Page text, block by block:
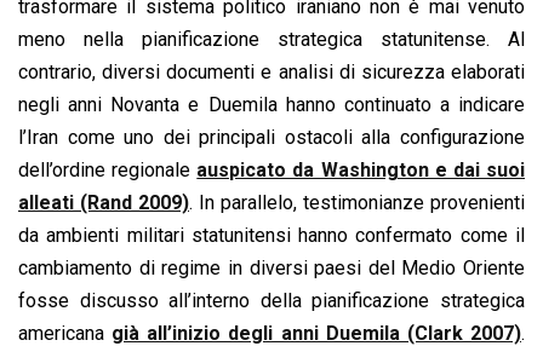
trasformare il sistema politico iraniano non è mai venuto
meno nella pianificazione strategica statunitense. Al
contrario, diversi documenti e analisi di sicurezza elaborati
negli anni Novanta e Duemila hanno continuato a indicare
l’Iran come uno dei principali ostacoli alla configurazione
dell’ordine regionale auspicato da Washington e dai suoi
alleati (Rand 2009). In parallelo, testimonianze provenienti
da ambienti militari statunitensi hanno confermato come il
cambiamento di regime in diversi paesi del Medio Oriente
fosse discusso all’interno della pianificazione strategica
americana già all’inizio degli anni Duemila (Clark 2007).